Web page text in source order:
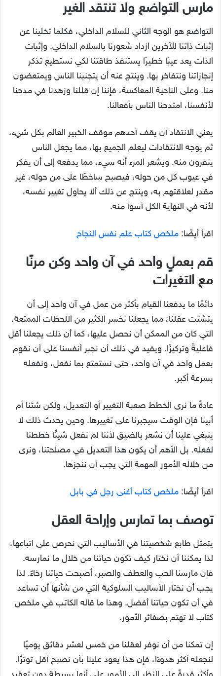
مارس التواضع ولا تنتقد الغير
التواضع هو الوجه الثاني للسلام الداخلي، فكلما تخلينا عن
إثبات ذاتنا للآخرين ازداد شعورنا بالسلام الداخلي. وإثبات
الذات يعد عيبًا خطيرًا يستنفذ طاقتنا لكي نستطيع تذكر
إنجازاتنا ونتفاخر بها. وينتج عنه أن يتجنبنا الناس ويمتعضون
منا. وعلى الناحية المعاكسة، فإننا إن قللنا وزهدنا في مدحنا
لأنفسنا، امتدحنا الناس بأفعالنا.
يعني الانتقاد أن يقف أحدهم موقف الخبير العالم بكل شيء،
ثم يوجه الانتقادات ليعلم الجميع بها، مما يجعل الناس
ينفرون منه. ويشعر المرء أنه سيء، مما يدفعه إلى أن يفكر
في عيوب كل من حوله، فيصبح ساخطًا على من حوله، غير
مقدر لعلاقتهم به، وينتج عن ذلك ألا يحاول تغيير نفسه،
لأنه في النهاية الكل أسوأ منه.
اقرأ أيضًا: ملخص كتاب علم نفس النجاح
قم بعملٍ واحد في آن واحد وكن مرنًا
مع التغيرات
دائمًا ما يدفعنا القيام بأكثر من عمل في آن واحد إلى أن
يتشتت عقلنا، مما يجعلنا نخسر الكثير من اللحظات الممتعة،
التي كان من الممكن أن نحصل عليها، كما أن ذلك يجعلنا أقل
فاعليةً وتركيزًا. ويفيد في ذلك أن نجبر أنفسنا على أن نقوم
بعمل واحد في آن واحد، حتى نستمتع بما نفعل، ونفعله
بسرعة أكبر.
عادةً ما نرى الخطط صعبة التغيير أو التعديل، ولكن شئنا أم
أبينا فإن الوقت سيجبرنا على تغييرها. وحين يحدث ذلك لا
ينبغي علينا أن نشعر بالضيق لأننا لم نفعل شيئًا خططنا
لفعله. بل الأهم أن يكون هذا التعديل في مصلحتنا، ونرى
من خلاله الأمور المهمة التي يجب أن ننجزها.
اقرأ أيضًا: ملخص كتاب أغنى رجل في بابل
توصف بما تمارس وإراحة العقل
يتمثل طابع شخصيتنا في الأساليب التي نحرص على اتباعها،
لذا يمكننا أن نختار كيف تكون حياتنا من خلال ما نمارسه.
فإن مارسنا الحب والعطف والصبر، أصبحت حياتنا رخاءً. لذا
يجب أن نختار الأساليب السلوكية التي من شأنها أن تساعد
في أن تكون حياتنا أفضل. وهذا ما قاله الكاتب في ملخص
كتاب لا تهتم بصغائر الأمور.
إن تمكنا من أن نوفر لعقلنا من خمس لعشر دقائق يوميًا
لنجعله أكثر هدوءًا، فإن هذا يعود علينا بأن نصبح أقل توترًا.